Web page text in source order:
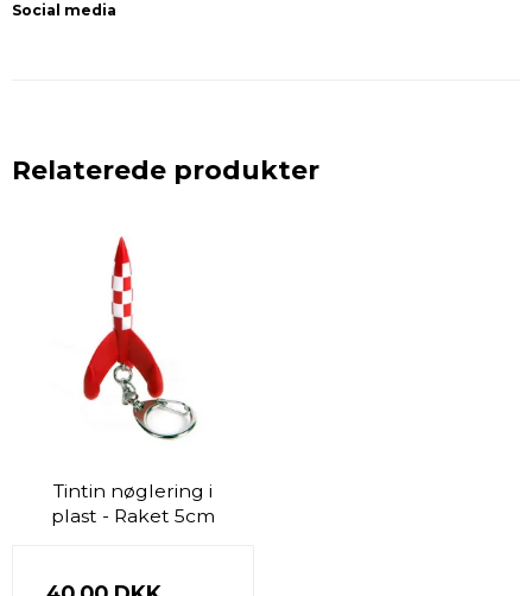
Social media
Relaterede produkter
Tintin nøglering i
plast - Raket 5cm